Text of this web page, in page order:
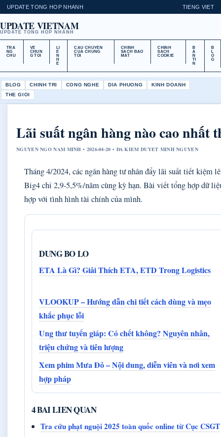
UPDATE TONG HOP NHANH TIENG VIET
UPDATE VIETNAM
UPDATE TONG HOP NHANH
TRA
NG
CHU
VE
CHUN
G TOI
LI
E
N
H
E
CAU CHUYEN
CUA CHUNG
TOI
CHINH
SACH BAO
MAT
CHINH
SACH
COOKIE
B
A
N
TI
N
B
L
O
G
BLOG CHINH TRI CONG NGHE DIA PHUONG
KINH DOANH
THE GIOI
Lãi suất ngân hàng nào cao nhất
NGUYEN NGO NAM MINH • 2026-04-20 • DA KIEM DUYET MINH NGUYEN
Tháng 4/2024, các ngân hàng tư nhân đẩy lãi suất tiết
Big4 chỉ 2,9-5,5%/năm cùng kỳ hạn. Bài viết tổng hợp dữ
hợp với tình hình tài chính của mình.
DUNG BO LO
ETA Là Gì? Giải Thích ETA, ETD Trong Logistics
VLOOKUP – Hướng dẫn chi tiết cách dùng và mẹo
khắc phục lỗi
Ung thư tuyến giáp: Có chết không? Nguyên nhân,
triệu chứng và tiên lượng
Xem phim Mưa Đỏ – Nội dung, diễn viên và nơi xem
hợp pháp
4 BAI LIEN QUAN
Tra cứu phạt nguội 2025 toàn quốc online từ Cục CSGT